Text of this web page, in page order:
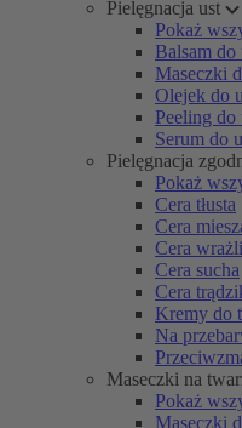
Pielęgnacja ust
Pokaż
Balsam do
Maseczki
Olejek do
Peeling do
Serum do
Pielęgnacja
Pokaż
Cera tłusta
Cera
Cera
Cera sucha
Cera
Kremy do
Na
Maseczki na
Pokaż
Maseczki